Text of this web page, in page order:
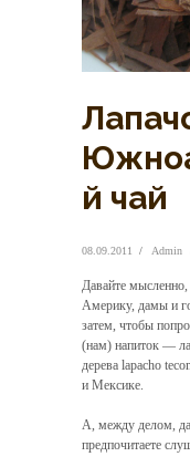
й чай
08.09.2011 Admin
Давайте
Америку, дамы и
затем, чтобы
(нам) напиток —
дерева lapacho
и Мексике.
А, между делом,
предпочитаете